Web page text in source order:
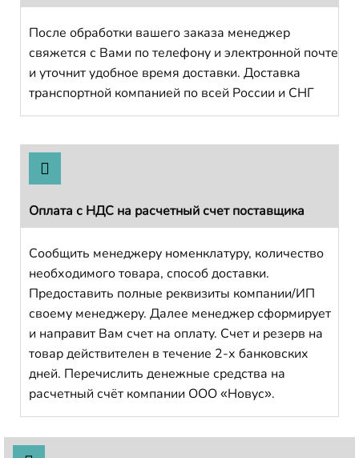
После обработки вашего заказа менеджер
свяжется с Вами по телефону и электронной почте
и уточнит удобное время доставки. Доставка
транспортной компанией по всей России и СНГ
Оплата с НДС на расчетный счет поставщика
Сообщить менеджеру номенклатуру, количество
необходимого товара, способ доставки.
Предоставить полные реквизиты компании/ИП
своему менеджеру. Далее менеджер сформирует
и направит Вам счет на оплату. Счет и резерв на
товар действителен в течение 2-х банковских
дней. Перечислить денежные средства на
расчетный счёт компании ООО «Новус».